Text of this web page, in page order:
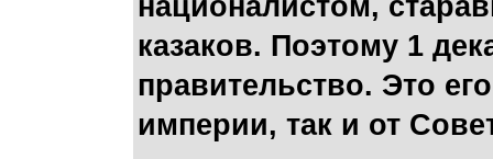
националистом,
казаков. Поэтому 1
правительство. Это
империи, так и от